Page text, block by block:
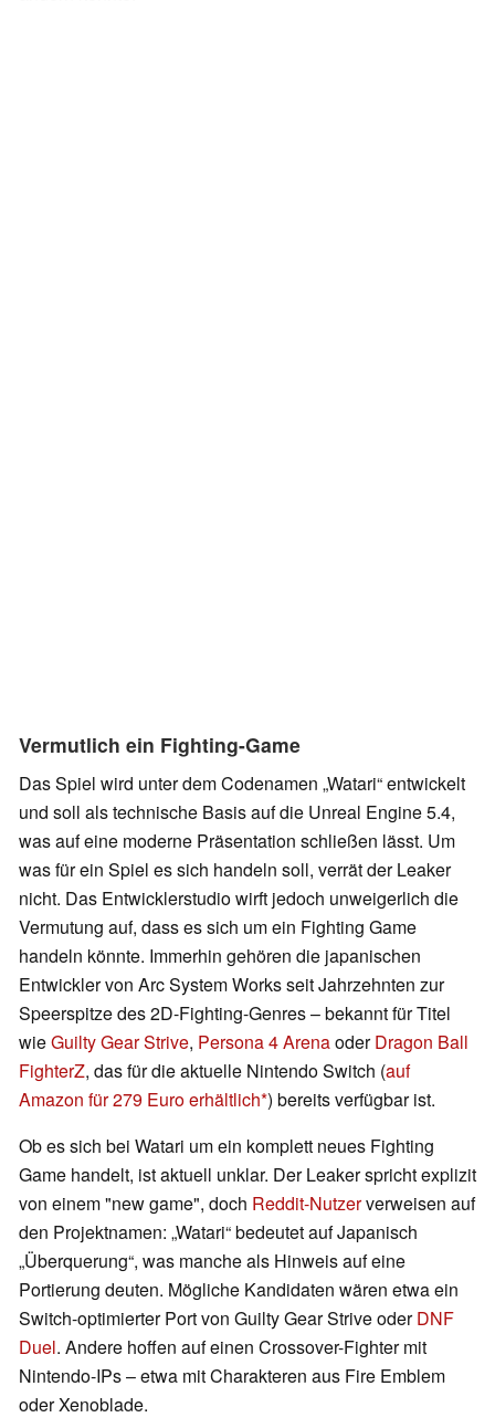
Vermutlich ein Fighting-Game
Das Spiel wird unter dem Codenamen „Watari“ entwickelt
und soll als technische Basis auf die Unreal Engine 5.4,
was auf eine moderne Präsentation schließen lässt. Um
was für ein Spiel es sich handeln soll, verrät der Leaker
nicht. Das Entwicklerstudio wirft jedoch unweigerlich die
Vermutung auf, dass es sich um ein Fighting Game
handeln könnte. Immerhin gehören die japanischen
Entwickler von Arc System Works seit Jahrzehnten zur
Speerspitze des 2D-Fighting-Genres – bekannt für Titel
wieGuilty Gear Strive, Persona 4 ArenaoderDragon Ball
FighterZ, das für die aktuelle Nintendo Switch (auf
Amazon für 279 Euro erhältlich ) bereits verfügbar ist.
Ob es sich bei Watari um ein komplett neues Fighting
Game handelt, ist aktuell unklar. Der Leaker spricht explizit
von einem "new game", doch Reddit-Nutzerverweisen auf
den Projektnamen: „Watari“ bedeutet auf Japanisch
„Überquerung“, was manche als Hinweis auf eine
Portierung deuten. Mögliche Kandidaten wären etwa ein
Switch-optimierter Port von Guilty Gear Strive oderDNF
Duel. Andere hoffen auf einen Crossover-Fighter mit
Nintendo-IPs – etwa mit Charakteren aus Fire Emblem
oder Xenoblade.